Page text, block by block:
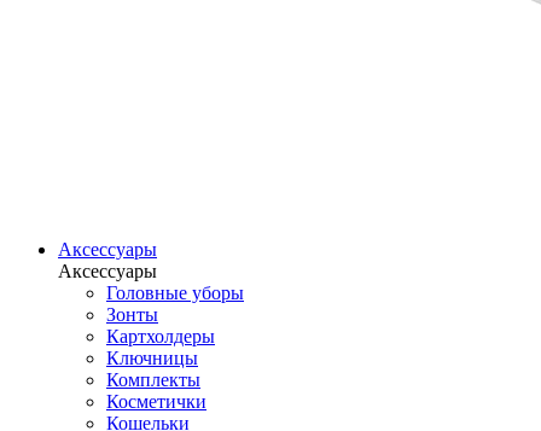
Аксессуары
Аксессуары
Головные уборы
Зонты
Картхолдеры
Ключницы
Комплекты
Косметички
Кошельки